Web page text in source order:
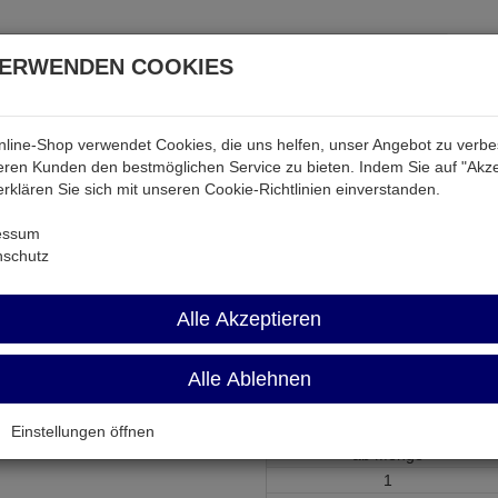
& Akkus Audio & Video Strom Tab &
BUV46A
1
COOKIES
Shop verwendet Cookies, die uns helfen, unser Angebot zu
Kunden den bestmöglichen Service zu bieten. Indem Sie auf
Sie sich mit unseren Cookie-Richtlinien einverstanden.
Alle Akzeptieren
Alle Ablehnen
Einstellungen öffnen